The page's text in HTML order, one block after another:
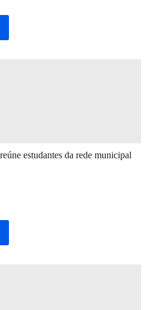
estudantes da rede municipal